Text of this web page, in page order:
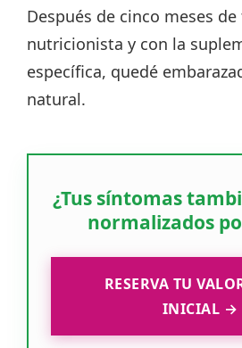
Después de cinco meses
nutricionista y con la
específica, quedé
natural.
¿Tus síntomas
normalizados
RESERVA TU
INICIAL →